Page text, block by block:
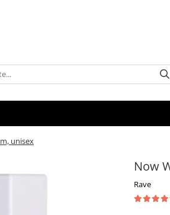
unisex
Now
Rave